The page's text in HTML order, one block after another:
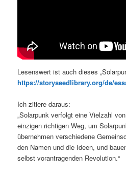
Lesenswert ist auch dieses
https://storyseedlibrary.org/de/
Ich zitiere daraus:
„Solarpunk verfolgt eine Vielzahl
einzigen richtigen Weg, um
übernehmen verschiedene
den Namen und die Ideen, und
selbst vorantragenden Revolution.“